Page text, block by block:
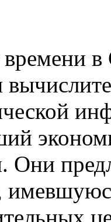
Они